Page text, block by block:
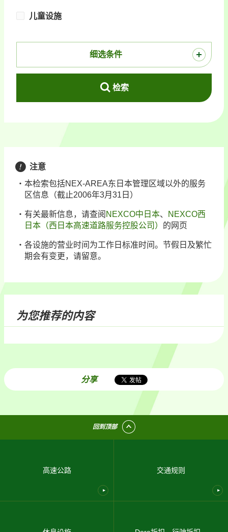
儿童设施
细选条件
检索
注意
本检索包括NEX-AREA东日本管理区域以外的服务
区信息（截止2006年3月31日）
有关最新信息，请查阅 NEXCO中日本、
NEXCO西
日本（西日本高速道路服务控股公司） 的网页
各设施的营业时间为工作日标准时间。节假日及繁忙
期会有变更，请留意。
为您推荐的内容
分享
回到顶部
高速公路 交通规则